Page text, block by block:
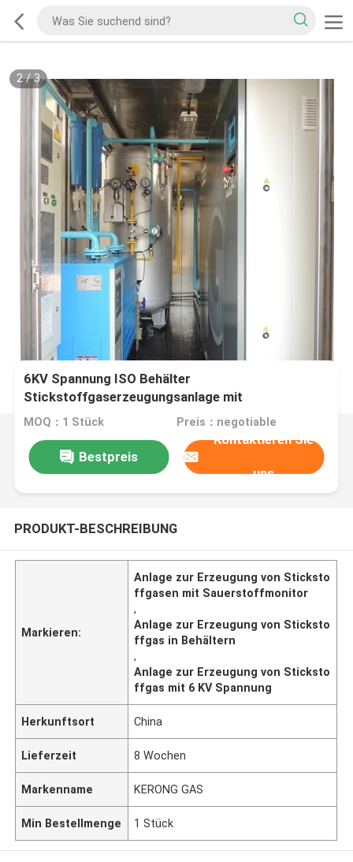
2/3
6KV Spannung ISO Behälter
Stickstoffgaserzeugungsanlage mit
Sauerstoffmonitor
MOQ：1 Stück Preis：negotiable
Bestpreis
Kontaktieren Sie
uns
PRODUKT-BESCHREIBUNG
Markieren:
Anlage zur Erzeugung von Sticksto
ffgasen mit Sauerstoffmonitor
,
Anlage zur Erzeugung von Sticksto
ffgas in Behältern
,
Anlage zur Erzeugung von Sticksto
ffgas mit 6 KV Spannung
Herkunftsort China
Lieferzeit 8 Wochen
Markenname KERONG GAS
Min Bestellmenge 1 Stück